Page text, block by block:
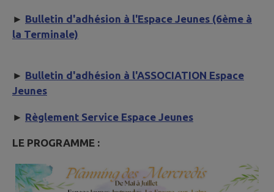
► Bulletin d'adhésion à l'Espace Jeunes (6ème à
la Terminale)
► Bulletin d'adhésion à l'ASSOCIATION Espace
Jeunes
► Règlement Service Espace Jeunes
LE PROGRAMME :